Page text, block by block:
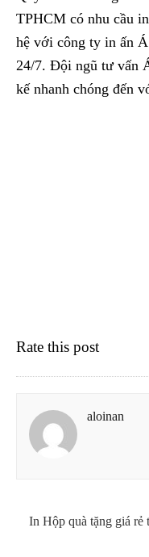
TPHCM có nhu cầu
hệ với công ty in ấn
24/7. Đội ngũ tư vấn
kế nhanh chóng đến
Rate this post
aloinan
In Hộp quà tặng giá